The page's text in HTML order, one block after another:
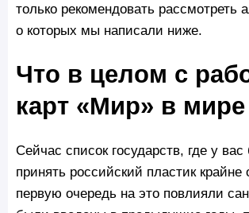
только рекомендовать рассмотреть
о которых мы написали ниже.
Что в целом с
карт «Мир» в мире
Сейчас список государств, где у вас
принять российский пластик крайне
первую очередь на это повлияли